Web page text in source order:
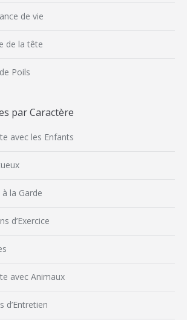
de vie
de la tête
Poils
par Caractère
avec les Enfants
la Garde
d’Exercice
avec Animaux
d’Entretien